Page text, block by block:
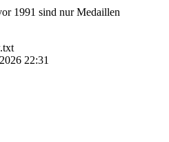
1991 sind nur Medaillen
22:31